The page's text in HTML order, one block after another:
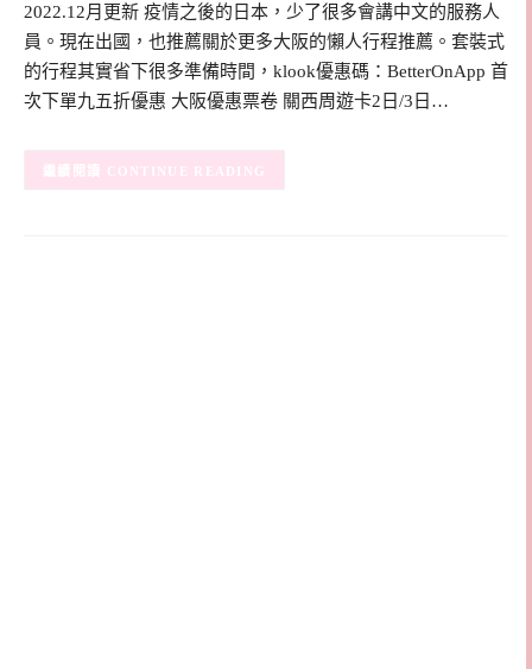
2022.12月更新 疫情之後的日本，少了很多會講中文的服務人
員。現在出國，也推薦關於更多大阪的懶人行程推薦。套裝式
的行程其實省下很多準備時間，klook優惠碼：BetterOnApp 首
次下單九五折優惠 大阪優惠票卷 關西周遊卡2日/3日…
CONTINUE READING